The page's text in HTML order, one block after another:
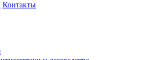
Контакты